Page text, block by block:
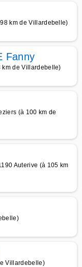
km de Villardebelle)
Fanny
km de Villardebelle)
(à 100 km de
Auterive (à 105 km
Villardebelle)